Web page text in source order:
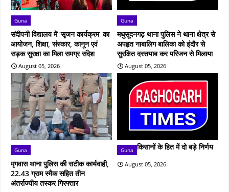
Guna
संदीपनी विद्यालय में ‘सृजन कार्यक्रम’ का
आयोजन, शिक्षा, संस्कार, कानून एवं
सड़क सुरक्षा का मिला समग्र संदेश
August 05, 2026
Guna
मधुसूदनगढ़ थाना पुलिस ने थाना क्षेत्र से
अपहृत नाबालिग बालिका को इंदौर से
सुरक्षित दस्तयाब कर परिजन से मिलाया
August 05, 2026
Guna
मृगवास थाना पुलिस की सटीक कार्यवाही,
22.43 ग्राम स्मैक सहित तीन
अंतर्राज्यीय तस्कर गिरफ्तार
Guna किसानों के हित में दो बड़े निर्णय
August 05, 2026